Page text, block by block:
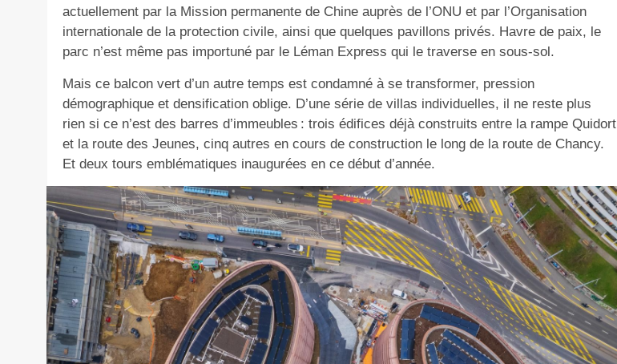
actuellement par la Mission permanente de Chine auprès de l’ONU et par l’Organisation
internationale de la protection civile, ainsi que quelques pavillons privés. Havre de paix, le
parc n’est même pas importuné par le Léman Express qui le traverse en sous-sol.
Mais ce balcon vert d’un autre temps est condamné à se transformer, pression
démographique et densification oblige. D’une série de villas individuelles, il ne reste plus
rien si ce n’est des barres d’immeubles : trois édifices déjà construits entre la rampe Quidort
et la route des Jeunes, cinq autres en cours de construction le long de la route de Chancy.
Et deux tours emblématiques inaugurées en ce début d’année.